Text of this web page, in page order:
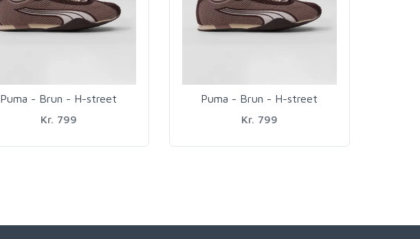
Puma - Brun - H-street
Kr. 799
Puma - Brun - H-street
Kr. 799